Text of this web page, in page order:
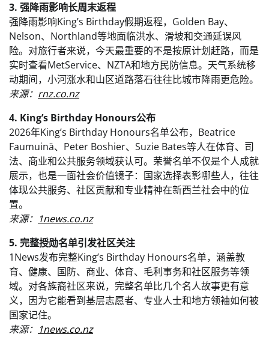
3. 强降雨影响长周末返程
强降雨影响King’s Birthday假期返程，Golden Bay、
Nelson、Northland等地面临洪水、滑坡和交通延误风
险。对旅行者来说，今天最重要的不是按原计划赶路，而是
实时查看MetService、NZTA和地方民防信息。天气系统移
动期间，小河涨水和山区道路落石往往比城市降雨更危险。
来源： rnz.co.nz
4. King’s Birthday Honours公布
2026年King’s Birthday Honours名单公布，Beatrice
Faumuinā、Peter Boshier、Suzie Bates等人在体育、司
法、商业和公共服务领域获认可。荣誉名单不仅是个人成就
展示，也是一面社会价值镜子：国家选择表彰哪些人，往往
体现公共服务、社区贡献和专业精神在新西兰社会中的位
置。
来源： 1news.co.nz
5. 完整授勋名单引发社区关注
1News发布完整King’s Birthday Honours名单，涵盖教
育、健康、国防、商业、体育、毛利事务和社区服务等领
域。对各族裔社区来说，完整名单比几个名人故事更有意
义，因为它能看到基层志愿者、专业人士和地方领袖如何被
国家记住。
来源： 1news.co.nz